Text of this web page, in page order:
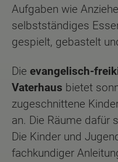
Aufgaben wie
selbstständiges
gespielt, gebastelt
Die evangelisch-
Vaterhaus bietet
zugeschnittene
an. Die Räume dafür
Die Kinder und
fachkundiger